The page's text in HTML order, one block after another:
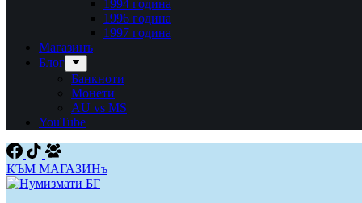
1994 година
1996 година
1997 година
Магазинъ
Блог
Банкноти
Монети
AU vs MS
YouTube
КЪМ МАГАЗИНъ